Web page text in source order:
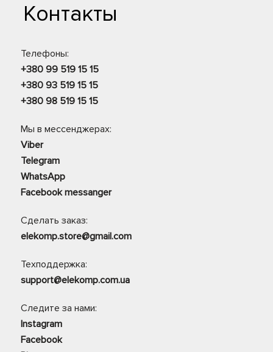
Контакты
Телефоны:
+380 99 519 15 15
+380 93 519 15 15
+380 98 519 15 15
Мы в мессенджерах:
Viber
Telegram
WhatsApp
Facebook messanger
Сделать заказ:
elekomp.store@gmail.com
Техподдержка:
support@elekomp.com.ua
Следите за нами:
Instagram
Facebook